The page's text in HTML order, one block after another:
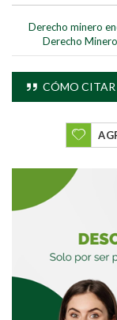
Derecho minero
Derecho
CÓMO CITAR